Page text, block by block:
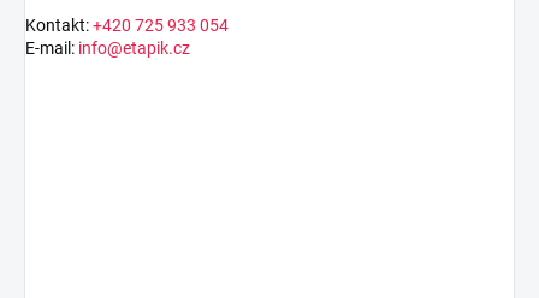
Kontakt:+420 725 933 054
E-mail: info@etapik.cz